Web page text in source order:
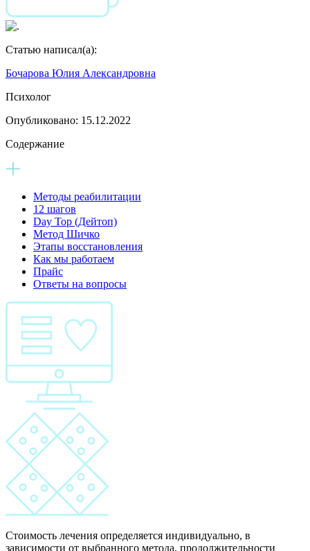
Статью написал(а):
Бочарова Юлия Александровна
Психолог
Опубликовано: 15.12.2022
Содержание
Методы реабилитации
12 шагов
Day Top (Дейтоп)
Метод Шичко
Этапы восстановления
Как мы работаем
Прайс
Ответы на вопросы
Стоимость лечения определяется индивидуально, в
зависимости от выбранного метода, продолжительности